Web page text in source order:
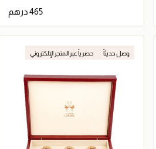
⁦465⁩ درهم
جاري تحميل التفاصيل
وصل حديثاً حصرياً عبر المتجر الإلكتروني